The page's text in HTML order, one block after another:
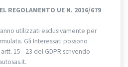
REGOLAMENTO UE N. 2016/679
utilizzati esclusivamente per
Gli Interessati possono
15 - 23 del GDPR scrivendo